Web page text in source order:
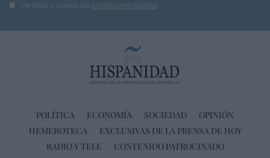
He leído y acepto las condiciones legales
POLÍTICA ECONOMÍA SOCIEDAD
OPINIÓN
HEMEROTECA
EXCLUSIVAS DE LA PRENSA DE HOY
RADIO Y TELE
CONTENIDO PATROCINADO